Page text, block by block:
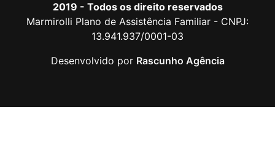
2019 - Todos os direito reservados
Marmirolli Plano de Assistência Familiar - CNPJ:
13.941.937/0001-03
Desenvolvido por Rascunho Agência